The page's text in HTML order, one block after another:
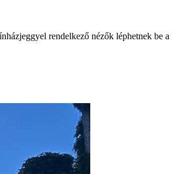
rendelkező nézők léphetnek be a